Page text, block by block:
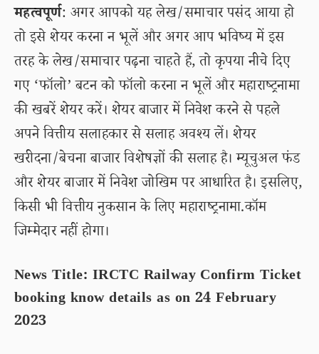
महत्वपूर्ण: अगर आपको यह लेख/समाचार पसंद आया हो
तो इसे शेयर करना न भूलें और अगर आप भविष्य में इस
तरह के लेख/समाचार पढ़ना चाहते हैं, तो कृपया नीचे दिए
गए ‘फॉलो’ बटन को फॉलो करना न भूलें और महाराष्ट्रनामा
की खबरें शेयर करें। शेयर बाजार में निवेश करने से पहले
अपने वित्तीय सलाहकार से सलाह अवश्य लें। शेयर
खरीदना/बेचना बाजार विशेषज्ञों की सलाह है। म्यूचुअल फंड
और शेयर बाजार में निवेश जोखिम पर आधारित है। इसलिए,
किसी भी वित्तीय नुकसान के लिए महाराष्ट्रनामा.कॉम
जिम्मेदार नहीं होगा।
News Title: IRCTC Railway Confirm Ticket
booking know details as on 24 February
2023